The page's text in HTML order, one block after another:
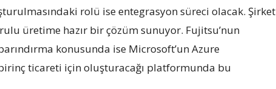
rolü ise entegrasyon süreci olacak. Şirket
üretime hazır bir çözüm sunuyor. Fujitsu’nun
konusunda ise Microsoft’un Azure
ticareti için oluşturacağı platformunda bu